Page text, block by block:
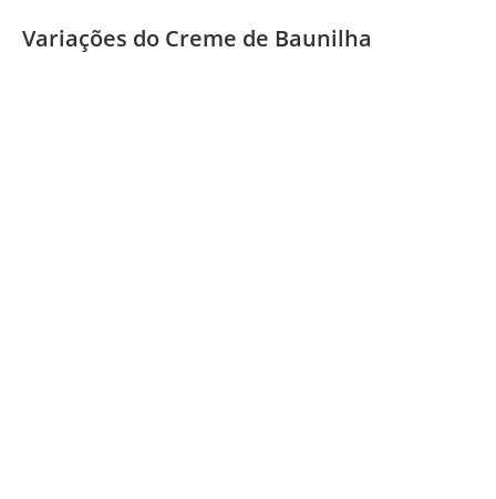
Variações do Creme de Baunilha